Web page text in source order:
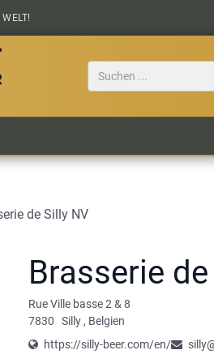
de Silly NV
Brasserie
Rue Ville basse 2 & 8
7830
Silly , Belgien
https://silly-beer.com/en/